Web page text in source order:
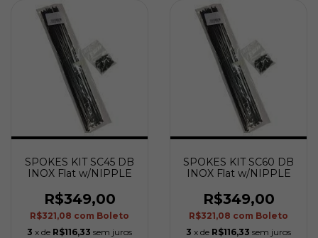
SPOKES KIT SC45 DB
INOX Flat w/NIPPLE
R$349,00
R$321,08 com Boleto
3 x de R$116,33 sem juros
SPOKES KIT SC60 DB
INOX Flat w/NIPPLE
R$349,00
R$321,08 com Boleto
3 x de R$116,33 sem juros